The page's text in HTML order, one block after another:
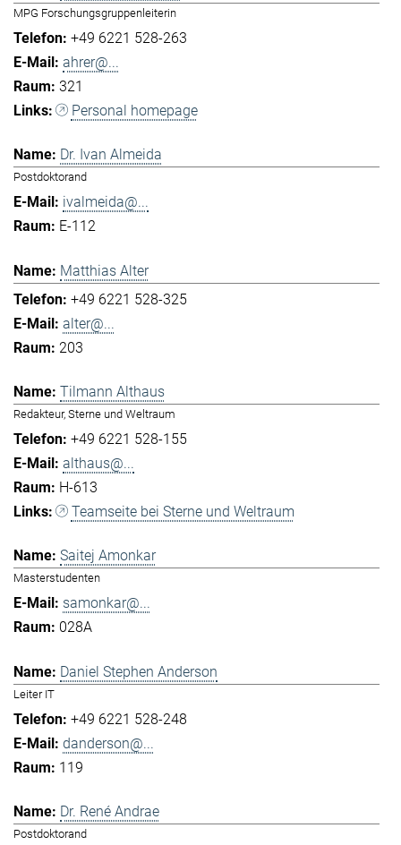
MPG Forschungsgruppenleiterin
+49 6221 528-263
ahrer@...
321
Personal homepage
Dr. Ivan Almeida
Postdoktorand
ivalmeida@...
E-112
Matthias Alter
+49 6221 528-325
alter@...
203
Tilmann Althaus
Redakteur, Sterne und Weltraum
+49 6221 528-155
althaus@...
H-613
Teamseite bei Sterne und Weltraum
Saitej Amonkar
Masterstudenten
samonkar@...
028A
Daniel Stephen Anderson
Leiter IT
+49 6221 528-248
danderson@...
119
Dr. René Andrae
Postdoktorand